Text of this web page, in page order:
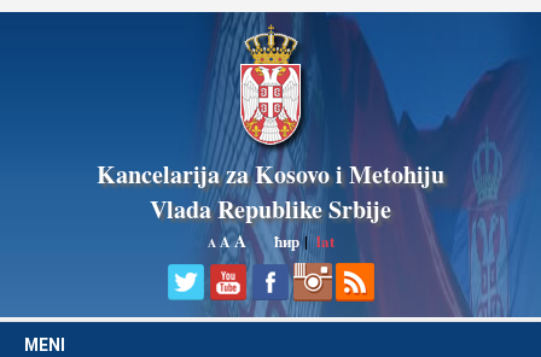
Kancelarija za Kosovo i Metohiju
Vlada Republike Srbije
A AA ћир|lat
MENI